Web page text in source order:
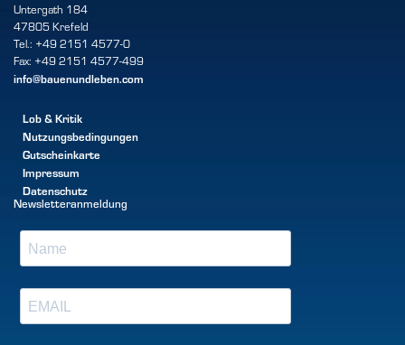
Untergath 184
47805 Krefeld
Tel.: +49 2151 4577-0
Fax: +49 2151 4577-499
info@bauenundleben.com
Lob & Kritik
Nutzungsbedingungen
Gutscheinkarte
Impressum
Datenschutz
Newsletteranmeldung